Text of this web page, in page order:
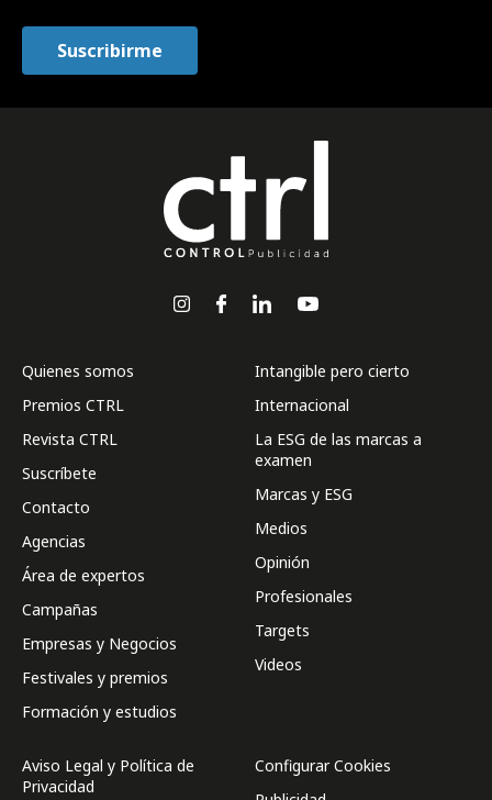
Quienes somos
Premios CTRL
Revista CTRL
Suscríbete
Contacto
Agencias
Área de expertos
Campañas
Empresas y Negocios
Festivales y premios
Formación y estudios
Intangible pero cierto
Internacional
La ESG de las marcas a
examen
Marcas y ESG
Medios
Opinión
Profesionales
Targets
Videos
Aviso Legal y Política de
Privacidad
Configurar Cookies